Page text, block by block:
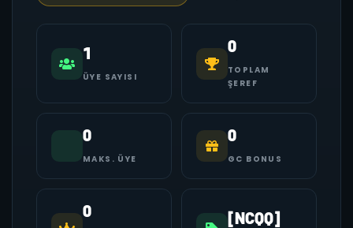
1
ÜYE SAYISI
0
TOPLAM
ŞEREF
0
MAKS. ÜYE
0
GC BONUS
0 [NCQQ]